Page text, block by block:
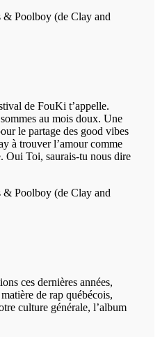
Poolboy (de Clay and
de FouKi t’appelle.
au mois doux. Une
le partage des good vibes
à trouver l’amour comme
Oui Toi, saurais-tu nous dire
Poolboy (de Clay and
ces dernières années,
de rap québécois,
culture générale, l’album